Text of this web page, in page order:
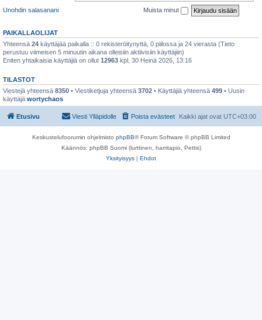
Unohdin salasanani
Muista minut
PAIKALLAOLIJAT
Yhteensä 24 käyttäjää paikalla :: 0 rekisteröitynyttä, 0 piilossa ja 24 vierasta (Tieto
perustuu viimeisen 5 minuutin aikana olleisiin aktiivisiin käyttäjiin)
Eniten yhtaikaisia käyttäjiä on ollut 12963 kpl, 30 Heinä 2026, 13:16
TILASTOT
Viestejä yhteensä 8350 • Viestiketjuja yhteensä 3702 • Käyttäjiä yhteensä 499 • Uusin
käyttäjä wortychaos
Etusivu Kaikki ajat ovat UTC+03:00
Poista evästeet
Viesti Ylläpidolle
Keskustelufoorumin ohjelmisto phpBB® Forum Software © phpBB Limited
Käännös: phpBB Suomi (lurttinen, harritapio, Pettis)
Yksityisyys | Ehdot